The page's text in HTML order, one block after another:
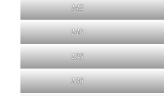
142
140
138
136